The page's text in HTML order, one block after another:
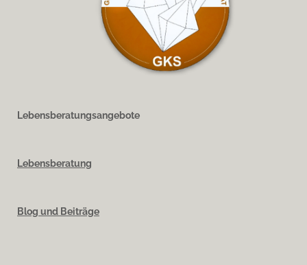
Lebensberatungsangebote
Lebensberatung
Blog und Beiträge